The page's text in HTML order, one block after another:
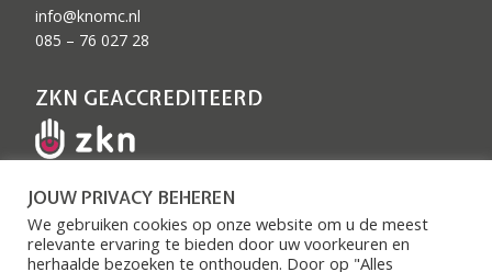
info@knomc.nl
085 – 76 027 28
ZKN GEACCREDITEERD
JOUW PRIVACY BEHEREN
We gebruiken cookies op onze website om u de meest
relevante ervaring te bieden door uw voorkeuren en
herhaalde bezoeken te onthouden. Door op "Alles